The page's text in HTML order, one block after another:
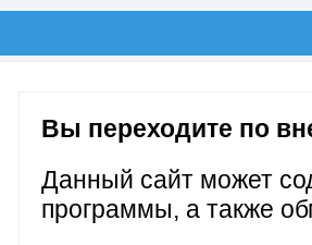
Вы переходите по
Данный сайт может
программы, а также